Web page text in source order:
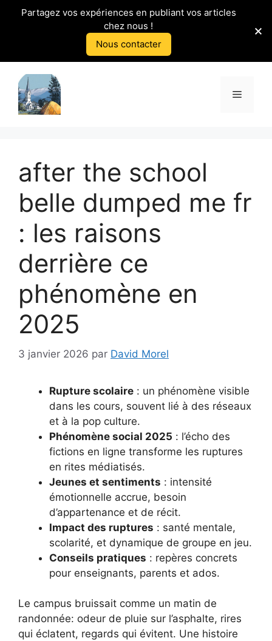
contenu
Menu
after the school
belle dumped me fr
: les raisons
derrière ce
phénomène en
2025
3 janvier 2026 par David Morel
Rupture scolaire : un phénomène visible
dans les cours, souvent lié à des réseaux
et à la pop culture.
Phénomène social 2025 : l’écho des
fictions en ligne transforme les ruptures
en rites médiatisés.
Jeunes et sentiments : intensité
émotionnelle accrue, besoin
d’appartenance et de récit.
Impact des ruptures : santé mentale,
scolarité, et dynamique de groupe en jeu.
Conseils pratiques : repères concrets
pour enseignants, parents et ados.
Le campus bruissait comme un matin de
randonnée: odeur de pluie sur l’asphalte, rires
qui éclatent, regards qui évitent. Une histoire
Partagez vos expériences en publiant vos articles
chez nous !
Nous contacter